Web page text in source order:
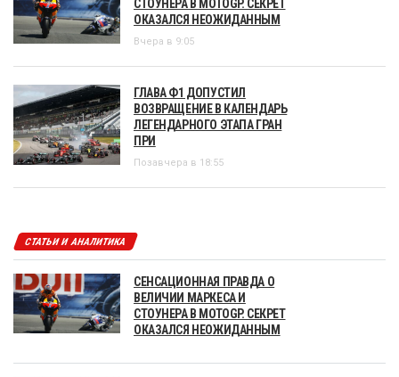
СТОУНЕРА В MOTOGP. СЕКРЕТ
ОКАЗАЛСЯ НЕОЖИДАННЫМ
Вчера в 9:05
ГЛАВА Ф1 ДОПУСТИЛ
ВОЗВРАЩЕНИЕ В КАЛЕНДАРЬ
ЛЕГЕНДАРНОГО ЭТАПА ГРАН
ПРИ
Позавчера в 18:55
СТАТЬИ И АНАЛИТИКА
СЕНСАЦИОННАЯ ПРАВДА О
ВЕЛИЧИИ МАРКЕСА И
СТОУНЕРА В MOTOGP. СЕКРЕТ
ОКАЗАЛСЯ НЕОЖИДАННЫМ